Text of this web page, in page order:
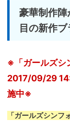
豪華制作
目の新作ブ
※「ガールズシ
2017/09/29
施中※
「ガールズシン